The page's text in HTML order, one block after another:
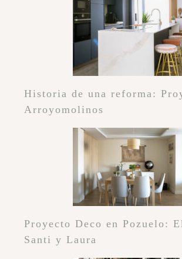
Historia de una reforma:
Arroyomolinos
Proyecto Deco en Pozuelo:
Santi y Laura